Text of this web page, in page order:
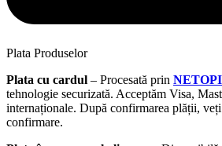
Plata Produselor
Plata cu cardul – Procesată prin
tehnologie securizată. Acceptăm Visa,
internaționale. După confirmarea plății,
confirmare.